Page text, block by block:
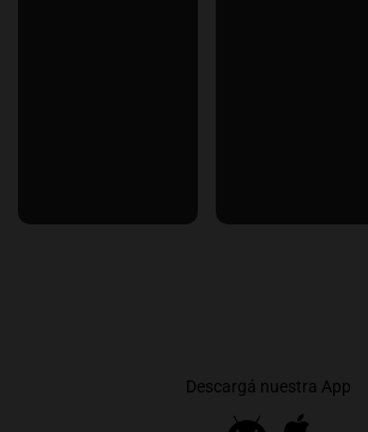
Descargá nuestra App